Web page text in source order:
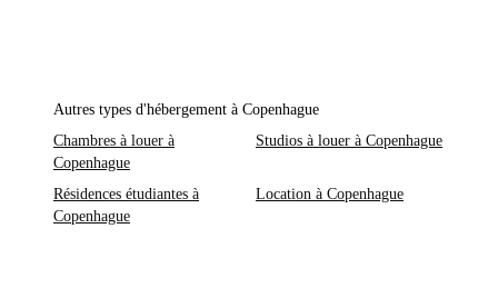
Autres types d'hébergement à Copenhague
Chambres à louer à
Copenhague
Studios à louer à Copenhague
Résidences étudiantes à
Copenhague
Location à Copenhague